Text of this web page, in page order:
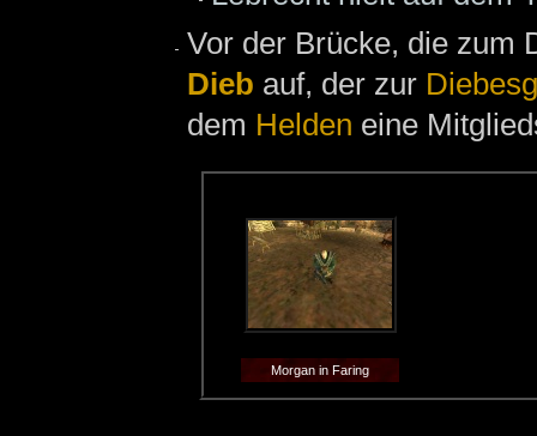
Vor der Brücke, die zum
Dieb auf, der zur
dem Helden eine
Morgan in Faring